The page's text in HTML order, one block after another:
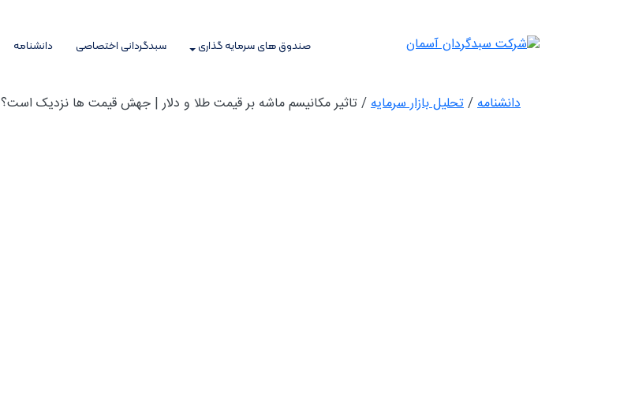
صندوق های سرمایه گذاری سبدگردانی اختصاصی دانشنامه
دانشنامه/تحلیل بازار سرمایه/تاثیر مکانیسم ماشه بر قیمت طلا و دلار | جهش قیمت ها نزدیک است؟